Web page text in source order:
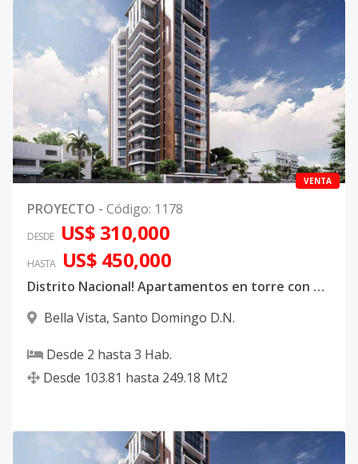
VENTA
PROYECTO - Código: 1178
DESDE US$ 310,000
HASTA US$ 450,000
Distrito Nacional! Apartamentos en torre con vistas al mar en ave. Sarasota 81
Bella Vista, Santo Domingo D.N.
Desde 2 hasta 3 Hab.
Desde 103.81 hasta 249.18 Mt2